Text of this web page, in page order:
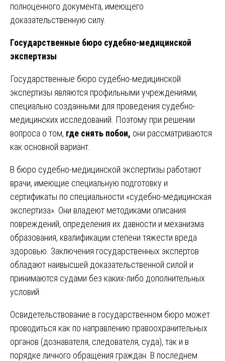
полноценного документа, имеющего
доказательственную силу.
Государственные бюро судебно-медицинской
экспертизы
Государственные бюро судебно-медицинской
экспертизы являются профильными учреждениями,
специально созданными для проведения судебно-
медицинских исследований. Поэтому при решении
вопроса о том, где снять побои, они рассматриваются
как основной вариант.
В бюро судебно-медицинской экспертизы работают
врачи, имеющие специальную подготовку и
сертификаты по специальности «судебно-медицинская
экспертиза». Они владеют методиками описания
повреждений, определения их давности и механизма
образования, квалификации степени тяжести вреда
здоровью. Заключения государственных экспертов
обладают наивысшей доказательственной силой и
принимаются судами без каких-либо дополнительных
условий.
Освидетельствование в государственном бюро может
проводиться как по направлению правоохранительных
органов (дознавателя, следователя, суда), так и в
порядке личного обращения граждан. В последнем